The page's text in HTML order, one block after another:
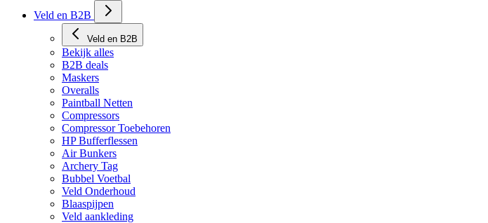
Veld en B2B
Veld en B2B
Bekijk alles
B2B deals
Maskers
Overalls
Paintball Netten
Compressors
Compressor Toebehoren
HP Bufferflessen
Air Bunkers
Archery Tag
Bubbel Voetbal
Veld Onderhoud
Blaaspijpen
Veld aankleding